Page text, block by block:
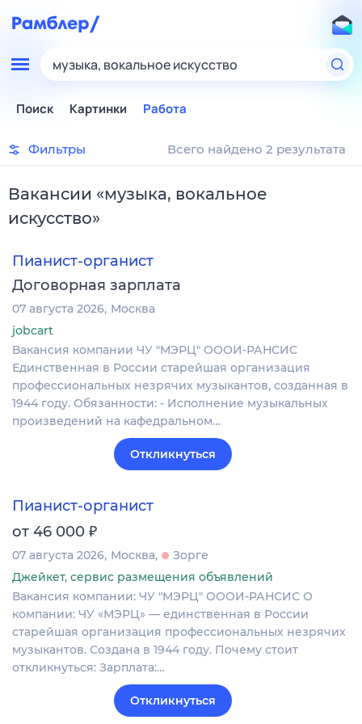
музыка, вокальное искусство
Поиск Картинки Работа
Фильтры Всего найдено 2 результата
Вакансии «музыка, вокальное
искусство»
Пианист-органист
Договорная зарплата
07 августа 2026 Москва
jobcart
Вакансия компании ЧУ "МЭРЦ" ОООИ-РАНСИС
Единственная в России старейшая организация
профессиональных незрячих музыкантов, созданная в
1944 году. Обязанности: - Исполнение музыкальных
произведений на кафедральном…
Откликнуться
Пианист-органист
от 46 000 ₽
07 августа 2026 Москва
Зорге
Джейкет, сервис размещения объявлений
Вакансия компании: ЧУ "МЭРЦ" ОООИ-РАНСИС О
компании: ЧУ «МЭРЦ» — единственная в России
старейшая организация профессиональных незрячих
музыкантов. Создана в 1944 году. Почему стоит
откликнуться: Зарплата:…
Откликнуться